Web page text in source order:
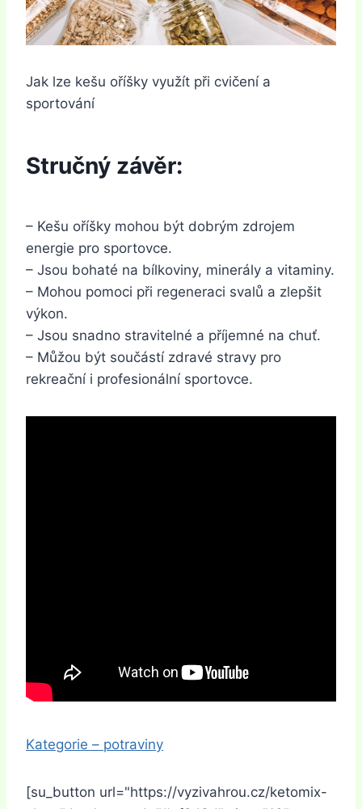
Jak lze kešu oříšky využít při cvičení a
sportování
Stručný závěr:
– Kešu oříšky mohou být dobrým zdrojem
energie pro sportovce.
– Jsou bohaté na bílkoviny, minerály a vitaminy.
– Mohou pomoci při regeneraci svalů a zlepšit
výkon.
– Jsou snadno stravitelné a příjemné na chuť.
– Můžou být součástí zdravé stravy pro
rekreační i profesionální sportovce.
Kategorie – potraviny
[su_button url="https://vyzivahrou.cz/ketomix-